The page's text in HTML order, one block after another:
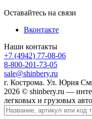
Оставайтесь на связи
Вконтакте
Наши контакты
+7 (4942) 77-08-06
8-800-201-73-05
sale@shinbery.ru
г. Кострома. Ул. Юрия
2026 © shinbery.ru —
легковых и грузовых